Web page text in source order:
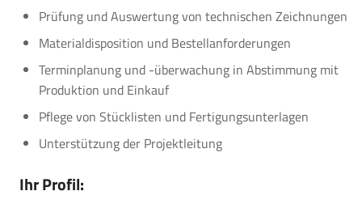
Prüfung und Auswertung von technischen Zeichnungen
Materialdisposition und Bestellanforderungen
Terminplanung und -überwachung in Abstimmung mit
Produktion und Einkauf
Pflege von Stücklisten und Fertigungsunterlagen
Unterstützung der Projektleitung
Ihr Profil: